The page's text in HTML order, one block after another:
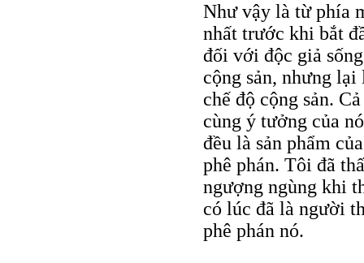
Như vậy là từ phía
nhất trước khi bắt
đối với độc giả
cộng sản, nhưng
chế độ cộng sản.
cùng ý tưởng của
đều là sản phẩm
phê phán. Tôi đã
ngượng ngùng khi
có lúc đã là người
phê phán nó.